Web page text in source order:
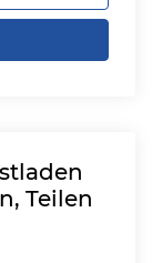
Teilen